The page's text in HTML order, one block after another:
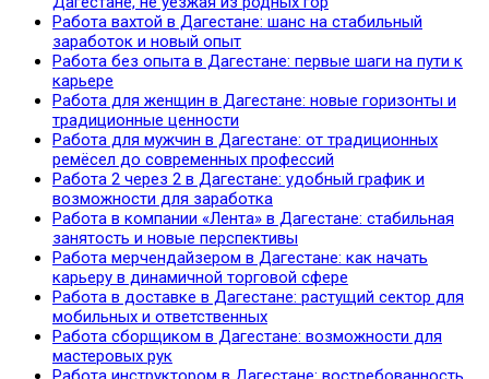
Работа вахтой в Дагестане: шанс на стабильный
заработок и новый опыт
Работа без опыта в Дагестане: первые шаги на пути к
карьере
Работа для женщин в Дагестане: новые горизонты и
традиционные ценности
Работа для мужчин в Дагестане: от традиционных
ремёсел до современных профессий
Работа 2 через 2 в Дагестане: удобный график и
возможности для заработка
Работа в компании «Лента» в Дагестане: стабильная
занятость и новые перспективы
Работа мерчендайзером в Дагестане: как начать
карьеру в динамичной торговой сфере
Работа в доставке в Дагестане: растущий сектор для
мобильных и ответственных
Работа сборщиком в Дагестане: возможности для
мастеровых рук